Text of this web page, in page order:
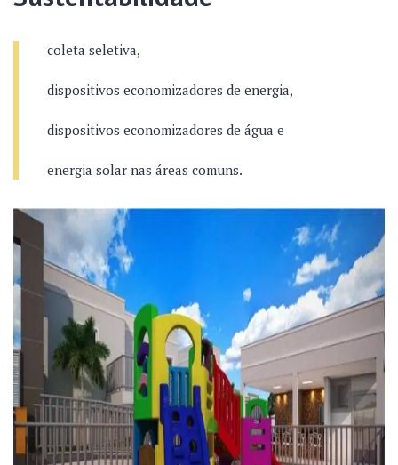
coleta seletiva,
dispositivos economizadores de energia,
dispositivos economizadores de água e
energia solar nas áreas comuns.